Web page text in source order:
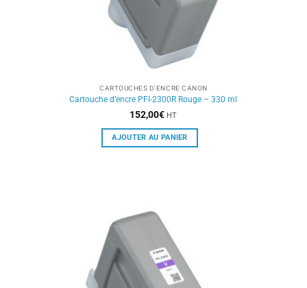
CARTOUCHES D'ENCRE CANON
Cartouche d’encre PFI-2300R Rouge – 330 ml
152,00€ HT
AJOUTER AU PANIER